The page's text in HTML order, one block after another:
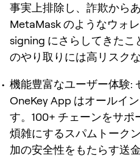
事実上排除し、詐欺から
MetaMask のようなウォ
signing にさらしてきたこ
のやり取りには高リスク
機能豊富なユーザー体験:
OneKey App はオールイ
す。100+ チェーンをサポ
煩雑にするスパムトーク
加の安全性をもたらす送